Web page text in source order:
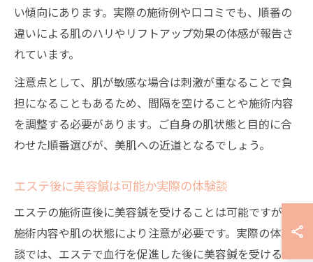
い傾向にあります。実際の施術例や口コミでも、順番の
違いによる肌のハリやリフトアップ効果の体感が報告さ
れています。
注意点として、肌が敏感な場合は刺激が重なることで負
担になることもあるため、間隔を空けることや施術内容
を調整する必要があります。ご自身の肌状態と目的に合
わせた順番選びが、美肌への近道となるでしょう。
エステ後に美容鍼は可能か実際の体験談
エステの施術直後に美容鍼を受けることは可能ですが、
施術内容や肌の状態により注意が必要です。実際の体験
談では、エステで血行を促進した後に美容鍼を受けるこ